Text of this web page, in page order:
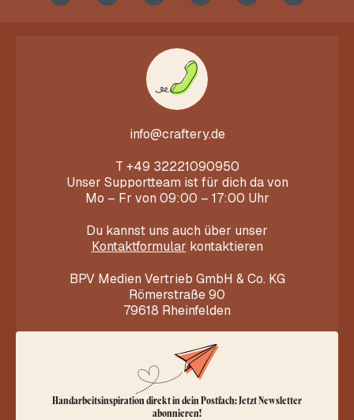
info@craftery.de
T +49 32221090950
Unser Supportteam ist für dich da von
Mo – Fr von 09:00 – 17:00 Uhr
Du kannst uns auch über unser
Kontaktformular kontaktieren
BPV Medien Vertrieb GmbH & Co. KG
Römerstraße 90
79618 Rheinfelden
Handarbeitsinspiration direkt in dein Postfach: Jetzt Newsletter
abonnieren!